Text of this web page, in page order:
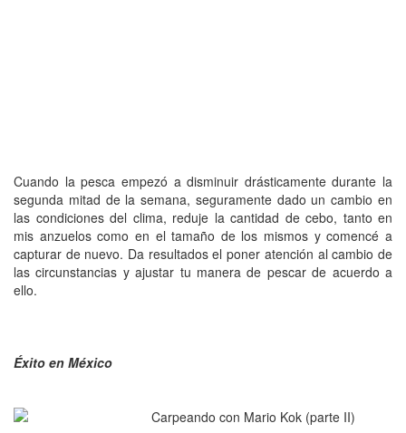
Cuando la pesca empezó a disminuir drásticamente durante la
segunda mitad de la semana, seguramente dado un cambio en
las condiciones del clima, reduje la cantidad de cebo, tanto en
mis anzuelos como en el tamaño de los mismos y comencé a
capturar de nuevo. Da resultados el poner atención al cambio de
las circunstancias y ajustar tu manera de pescar de acuerdo a
ello.
Éxito en México